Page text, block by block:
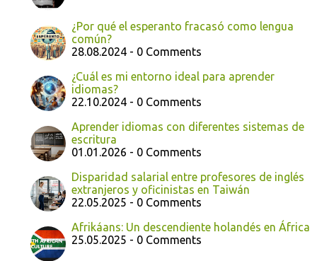
¿Por qué el esperanto fracasó como lengua
común?
28.08.2024 - 0 Comments
¿Cuál es mi entorno ideal para aprender
idiomas?
22.10.2024 - 0 Comments
Aprender idiomas con diferentes sistemas de
escritura
01.01.2026 - 0 Comments
Disparidad salarial entre profesores de inglés
extranjeros y oficinistas en Taiwán
22.05.2025 - 0 Comments
Afrikáans: Un descendiente holandés en África
25.05.2025 - 0 Comments